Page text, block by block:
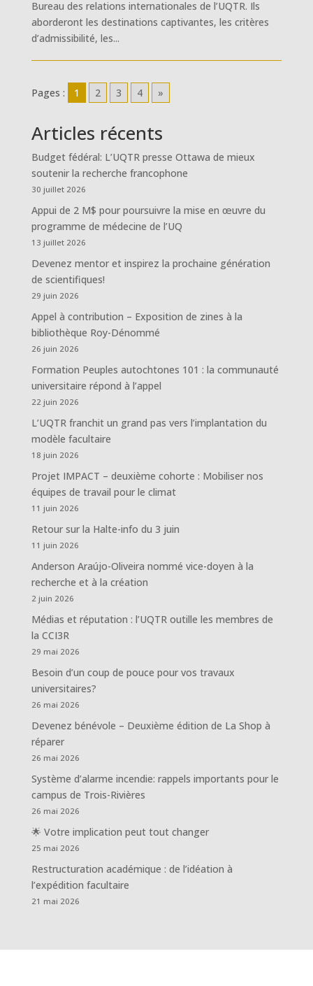
Bureau des relations internationales de l’UQTR. Ils
aborderont les destinations captivantes, les critères
d’admissibilité, les...
Pages : 1 2 3 4 »
Articles récents
Budget fédéral: L’UQTR presse Ottawa de mieux
soutenir la recherche francophone
30 juillet 2026
Appui de 2 M$ pour poursuivre la mise en œuvre du
programme de médecine de l’UQ
13 juillet 2026
Devenez mentor et inspirez la prochaine génération
de scientifiques!
29 juin 2026
Appel à contribution – Exposition de zines à la
bibliothèque Roy-Dénommé
26 juin 2026
Formation Peuples autochtones 101 : la communauté
universitaire répond à l’appel
22 juin 2026
L’UQTR franchit un grand pas vers l’implantation du
modèle facultaire
18 juin 2026
Projet IMPACT – deuxième cohorte : Mobiliser nos
équipes de travail pour le climat
11 juin 2026
Retour sur la Halte-info du 3 juin
11 juin 2026
Anderson Araújo-Oliveira nommé vice-doyen à la
recherche et à la création
2 juin 2026
Médias et réputation : l’UQTR outille les membres de
la CCI3R
29 mai 2026
Besoin d’un coup de pouce pour vos travaux
universitaires?
26 mai 2026
Devenez bénévole – Deuxième édition de La Shop à
réparer
26 mai 2026
Système d’alarme incendie: rappels importants pour le
campus de Trois-Rivières
26 mai 2026
🌟 Votre implication peut tout changer
25 mai 2026
Restructuration académique : de l’idéation à
l’expédition facultaire
21 mai 2026